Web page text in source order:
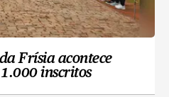
Frísia acontece
inscritos